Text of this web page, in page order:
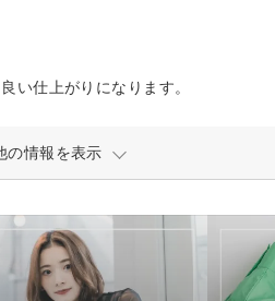
い仕上がりになります。
の情報を表示